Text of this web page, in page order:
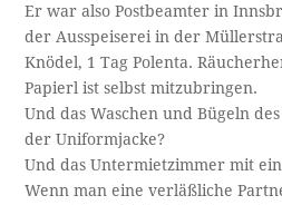
Er war also Postbeamter in
der Ausspeiserei in der
Knödel, 1 Tag Polenta.
Papierl ist selbst mitzubringen.
Und das Waschen und Bügeln
der Uniformjacke?
Und das Untermietzimmer mit
Wenn man eine verläßliche